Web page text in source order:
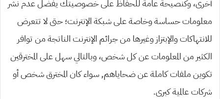
أخرى، وكنصيحة عامة للحفاظ على خصوصيتك يفضل عدم نشر
معلومات حساسة وخاصة على شبكة الإنترنت؛ حتى لا تتعرض
للانتهاكات والإبتزاز وغيرها من جرائم الإنترنت الناتجة من توافر
الكثير من المعلومات عن كل شخص، وبالتالي سهل على المخترقين
تكوين ملفات كاملة عن ضحاياهم, سواء كان المخترق شخص أو
شركات عالمية كبرى.